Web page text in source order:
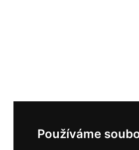
Používáme